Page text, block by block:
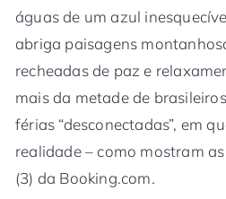
águas de um azul
abriga paisagens
recheadas de paz e
mais da metade de
férias “desconectadas”, em
realidade – como mostram
(3) da Booking.com.